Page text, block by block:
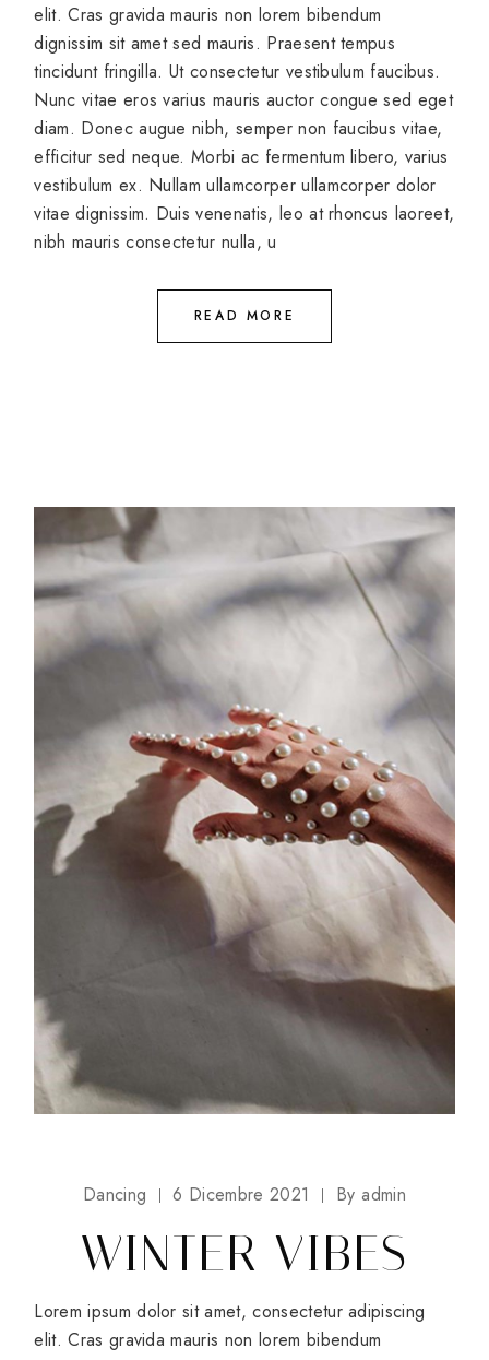
elit. Cras gravida mauris non lorem bibendum
dignissim sit amet sed mauris. Praesent tempus
tincidunt fringilla. Ut consectetur vestibulum faucibus.
Nunc vitae eros varius mauris auctor congue sed eget
diam. Donec augue nibh, semper non faucibus vitae,
efficitur sed neque. Morbi ac fermentum libero, varius
vestibulum ex. Nullam ullamcorper ullamcorper dolor
vitae dignissim. Duis venenatis, leo at rhoncus laoreet,
nibh mauris consectetur nulla, u
READ MORE
Dancing 6 Dicembre 2021 By admin
WINTER VIBES
Lorem ipsum dolor sit amet, consectetur adipiscing
elit. Cras gravida mauris non lorem bibendum